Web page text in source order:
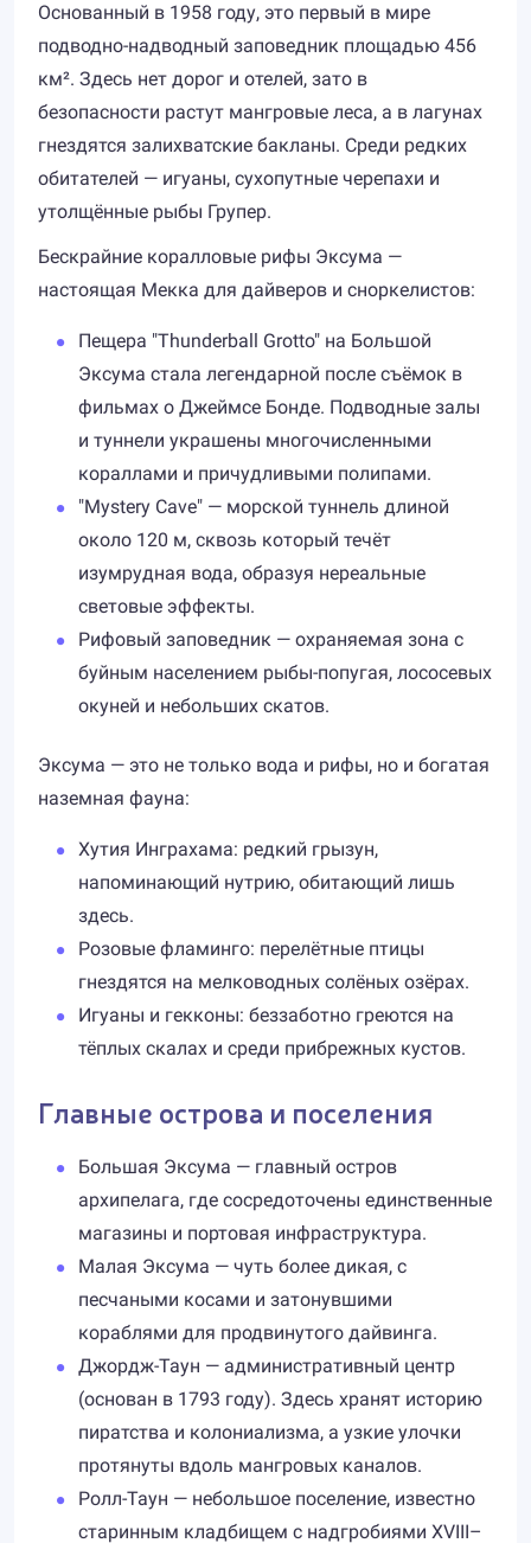
Основанный в 1958 году, это первый в мире
подводно-надводный заповедник площадью 456
км². Здесь нет дорог и отелей, зато в
безопасности растут мангровые леса, а в лагунах
гнездятся залихватские бакланы. Среди редких
обитателей — игуаны, сухопутные черепахи и
утолщённые рыбы Групер.
Бескрайние коралловые рифы Эксума —
настоящая Мекка для дайверов и сноркелистов:
Пещера "Thunderball Grotto" на Большой
Эксума стала легендарной после съёмок в
фильмах о Джеймсе Бонде. Подводные залы
и туннели украшены многочисленными
кораллами и причудливыми полипами.
"Mystery Cave" — морской туннель длиной
около 120 м, сквозь который течёт
изумрудная вода, образуя нереальные
световые эффекты.
Рифовый заповедник — охраняемая зона с
буйным населением рыбы-попугая, лососевых
окуней и небольших скатов.
Эксума — это не только вода и рифы, но и богатая
наземная фауна:
Хутия Инграхама: редкий грызун,
напоминающий нутрию, обитающий лишь
здесь.
Розовые фламинго: перелётные птицы
гнездятся на мелководных солёных озёрах.
Игуаны и гекконы: беззаботно греются на
тёплых скалах и среди прибрежных кустов.
Главные острова и поселения
Большая Эксума — главный остров
архипелага, где сосредоточены единственные
магазины и портовая инфраструктура.
Малая Эксума — чуть более дикая, с
песчаными косами и затонувшими
кораблями для продвинутого дайвинга.
Джордж-Таун — административный центр
(основан в 1793 году). Здесь хранят историю
пиратства и колониализма, а узкие улочки
протянуты вдоль мангровых каналов.
Ролл-Таун — небольшое поселение, известно
старинным кладбищем с надгробиями XVIII–